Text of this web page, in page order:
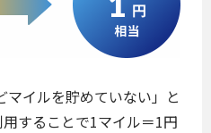
マイルを貯めていない」と
することで1マイル＝1円